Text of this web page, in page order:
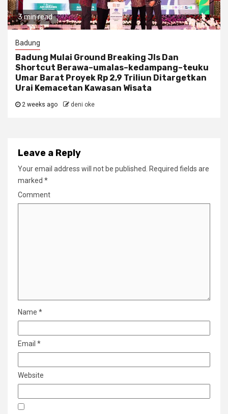
3 min read
Badung
Badung Mulai Ground Breaking Jls Dan
Shortcut Berawa–umalas–kedampang–teuku
Umar Barat Proyek Rp 2,9 Triliun Ditargetkan
Urai Kemacetan Kawasan Wisata
2 weeks ago deni oke
Leave a Reply
Your email address will not be published. Required fields are
marked *
Comment
Name *
Email *
Website